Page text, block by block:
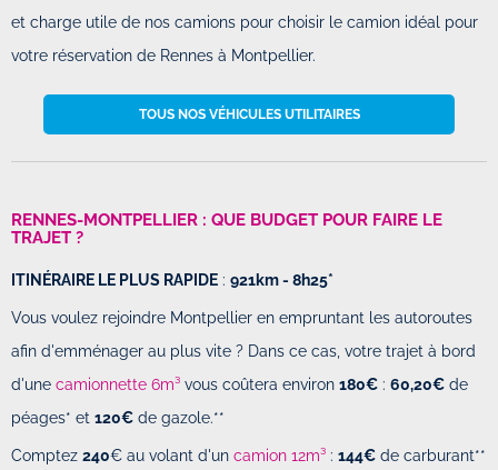
et charge utile de nos camions pour choisir le camion idéal pour
votre réservation de Rennes à Montpellier.
TOUS NOS VÉHICULES UTILITAIRES
RENNES-MONTPELLIER : QUE BUDGET POUR FAIRE LE
TRAJET ?
ITINÉRAIRE LE PLUS RAPIDE : 921km - 8h25*
Vous voulez rejoindre Montpellier en empruntant les autoroutes
afin d'emménager au plus vite ? Dans ce cas, votre trajet à bord
d'une camionnette 6m³ vous coûtera environ 180€ : 60,20€ de
péages* et 120€ de gazole.**
Comptez 240€ au volant d'un camion 12m³ : 144€ de carburant**